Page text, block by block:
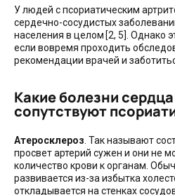
​У людей с псориатическим
сердечно-сосудистых
населения в целом [2, 5]. Однако
если вовремя проходить
рекомендации врачей и
Какие болезни
сопутствуют
Атеросклероз . Так называют
просвет артерий сужен и они не
количество крови к органам.
развивается из-за избытка
откладывается на стенках